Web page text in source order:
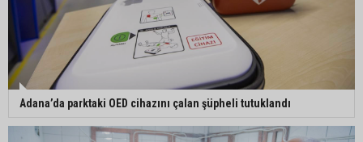
Adana’da parktaki OED cihazını çalan şüpheli tutuklandı